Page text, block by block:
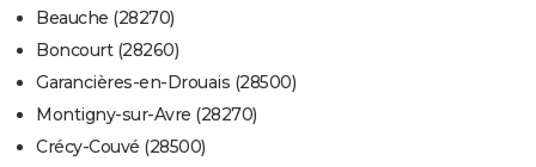
Beauche (28270)
Boncourt (28260)
Garancières-en-Drouais (28500)
Montigny-sur-Avre (28270)
Crécy-Couvé (28500)